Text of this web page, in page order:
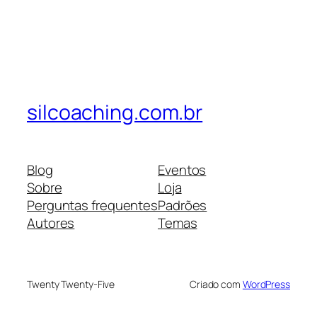
silcoaching.com.br
Blog
Sobre
Perguntas frequentes
Autores
Eventos
Loja
Padrões
Temas
Twenty Twenty-Five Criado com WordPress